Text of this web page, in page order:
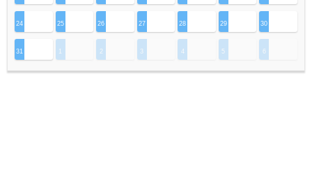
24 25 26 27 28 29 30
31 2 3 4 5 6